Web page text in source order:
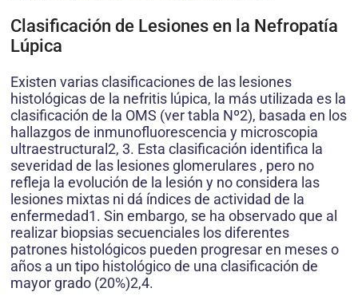
Clasificación de Lesiones en la Nefropatía
Lúpica
Existen varias clasificaciones de las lesiones
histológicas de la nefritis lúpica, la más utilizada es la
clasificación de la OMS (ver tabla Nº2), basada en los
hallazgos de inmunofluorescencia y microscopia
ultraestructural2, 3. Esta clasificación identifica la
severidad de las lesiones glomerulares , pero no
refleja la evolución de la lesión y no considera las
lesiones mixtas ni dá índices de actividad de la
enfermedad1. Sin embargo, se ha observado que al
realizar biopsias secuenciales los diferentes
patrones histológicos pueden progresar en meses o
años a un tipo histológico de una clasificación de
mayor grado (20%)2,4.